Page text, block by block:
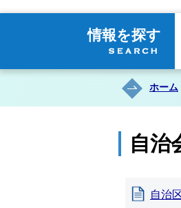
情報を探す
ホーム
自治
自治